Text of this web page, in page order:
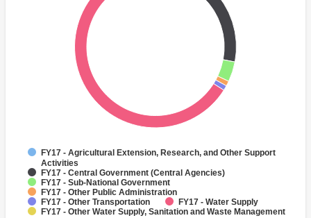
FY17 - Agricultural Extension, Research, and Other Support
Activities
FY17 - Central Government (Central Agencies)
FY17 - Sub-National Government
FY17 - Other Public Administration
FY17 - Other Transportation
FY17 - Water Supply
FY17 - Other Water Supply, Sanitation and Waste Management